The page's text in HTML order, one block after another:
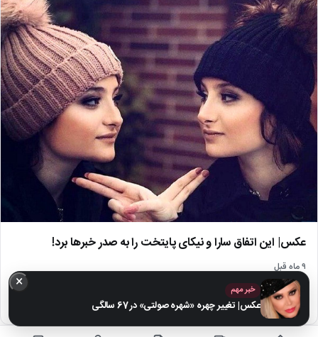
عکس| این اتفاق سارا و نیکای پایتخت را به صدر خبرها برد!
۹ ماه قبل
کارگاه بازیگری سارا و نیکای سریال پایتخت شاید ترسنتاک‌ترین عبارت دنیاست، اتفاقی
غیرمنتظره اما کاملا واقعی!
× خبر مهم
عکس| تغییر چهره «شهره صولتی» در 67 سالگی